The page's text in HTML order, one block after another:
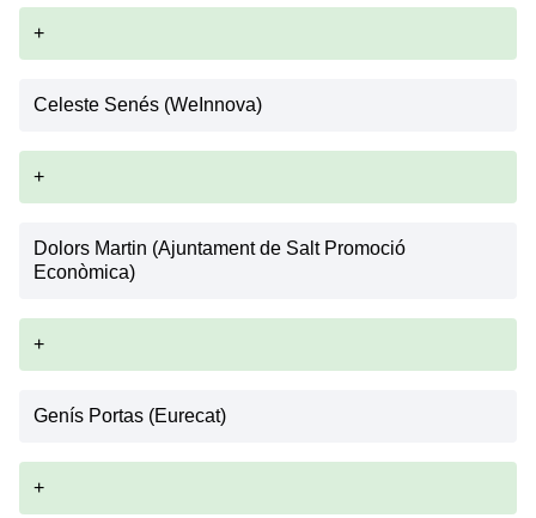
+
Celeste Senés (WeInnova)
+
Dolors Martin (Ajuntament de Salt Promoció
Econòmica)
+
Genís Portas (Eurecat)
+